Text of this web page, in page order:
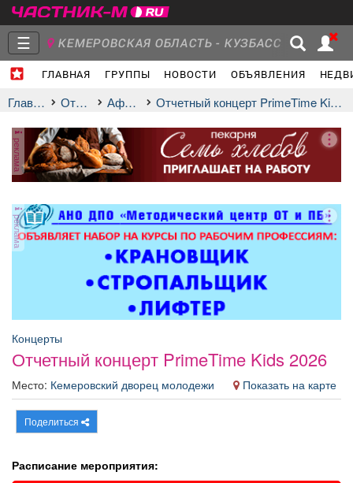
☰ КЕМЕРОВСКАЯ ОБЛАСТЬ - КУЗБАСС
ГЛАВНАЯ ГРУППЫ НОВОСТИ ОБЪЯВЛЕНИЯ
Объявления Недвижимость Услуги
Афиша Обучение Проекты
Главная Отдых афиша Отчетный концерт PrimeTime Kids 2026
реклама
реклама
Концерты
Отчетный концерт PrimeTime Kids 2026
Место: Кемеровский дворец молодежи Показать на карте
Поделиться
Расписание мероприятия: